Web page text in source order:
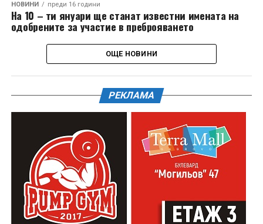
НОВИНИ преди 16 години
На 10 – ти януари ще станат известни имената на
одобрените за участие в преброяването
ОЩЕ НОВИНИ
РЕКЛАМА